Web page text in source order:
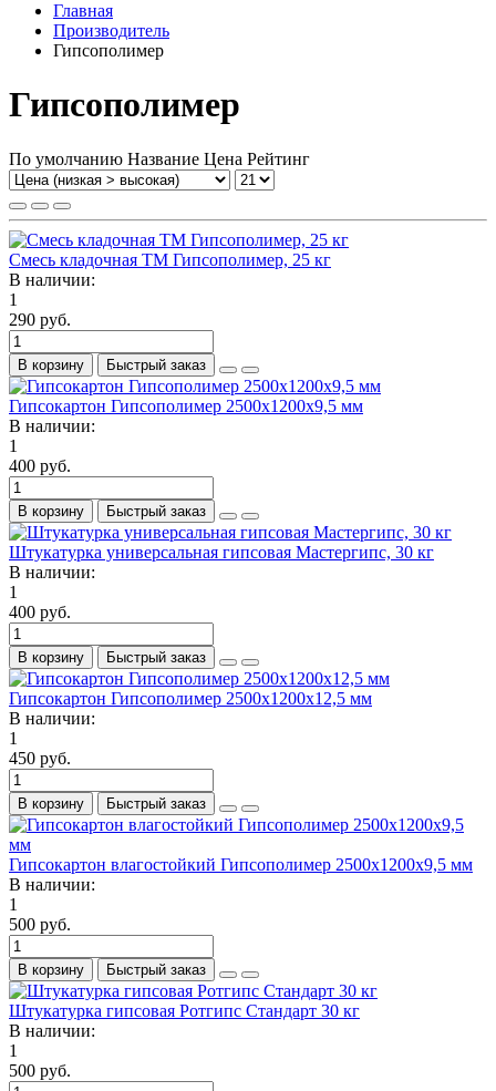
Главная
Производитель
Гипсополимер
Гипсополимер
По умолчанию Название Цена Рейтинг
Смесь кладочная ТМ Гипсополимер, 25 кг
В наличии:
1
290 руб.
В корзину Быстрый заказ
Гипсокартон Гипсополимер 2500х1200х9,5 мм
В наличии:
1
400 руб.
В корзину Быстрый заказ
Штукатурка универсальная гипсовая Мастергипс, 30 кг
В наличии:
1
400 руб.
В корзину Быстрый заказ
Гипсокартон Гипсополимер 2500х1200х12,5 мм
В наличии:
1
450 руб.
В корзину Быстрый заказ
Гипсокартон влагостойкий Гипсополимер 2500х1200х9,5 мм
В наличии:
1
500 руб.
В корзину Быстрый заказ
Штукатурка гипсовая Ротгипс Стандарт 30 кг
В наличии:
1
500 руб.